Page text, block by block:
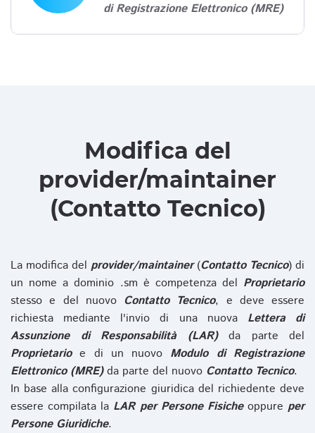
di Registrazione Elettronico (MRE)
Modifica del
provider/maintainer
(Contatto Tecnico)
La modifica del provider/maintainer(Contatto Tecnico) di
un nome a dominio .sm è competenza del Proprietario
stesso e del nuovo Contatto Tecnico, e deve essere
richiesta mediante l'invio di una nuova Lettera di
Assunzione di Responsabilità (LAR)da parte del
Proprietarioe di un nuovo Modulo di Registrazione
Elettronico (MRE)da parte del nuovo Contatto Tecnico.
In base alla configurazione giuridica del richiedente deve
essere compilata la LAR per Persone Fisicheoppure per
Persone Giuridiche.